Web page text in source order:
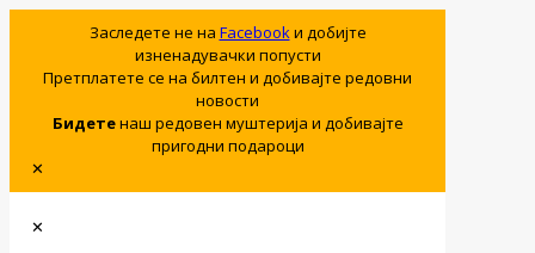
Заследете не на Facebookи добијте
изненадувачки попусти
Претплатете се на билтен и добивајте редовни
новости
Бидетенаш редовен муштерија и добивајте
пригодни подароци
✕
✕